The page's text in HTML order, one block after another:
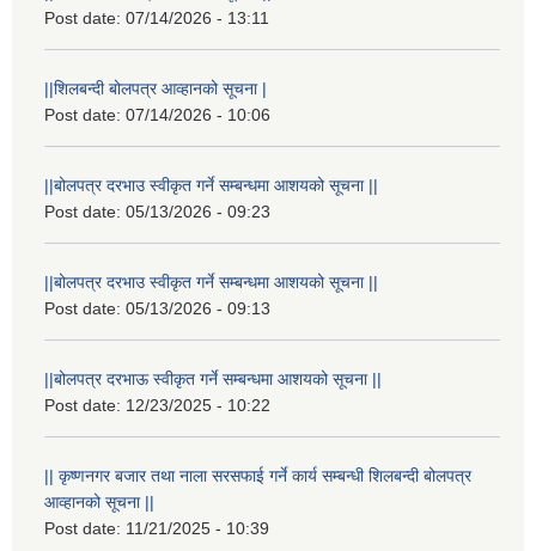
Post date: 07/14/2026 - 13:11
||शिलबन्दी बोलपत्र आव्हानको सूचना |
Post date: 07/14/2026 - 10:06
||बोलपत्र दरभाउ स्वीकृत गर्ने सम्बन्धमा आशयको सूचना ||
Post date: 05/13/2026 - 09:23
||बोलपत्र दरभाउ स्वीकृत गर्ने सम्बन्धमा आशयको सूचना ||
Post date: 05/13/2026 - 09:13
||बोलपत्र दरभाऊ स्वीकृत गर्ने सम्बन्धमा आशयको सूचना ||
Post date: 12/23/2025 - 10:22
|| कृष्णनगर बजार तथा नाला सरसफाई गर्ने कार्य सम्बन्धी शिलबन्दी बोलपत्र
आव्हानको सूचना ||
Post date: 11/21/2025 - 10:39